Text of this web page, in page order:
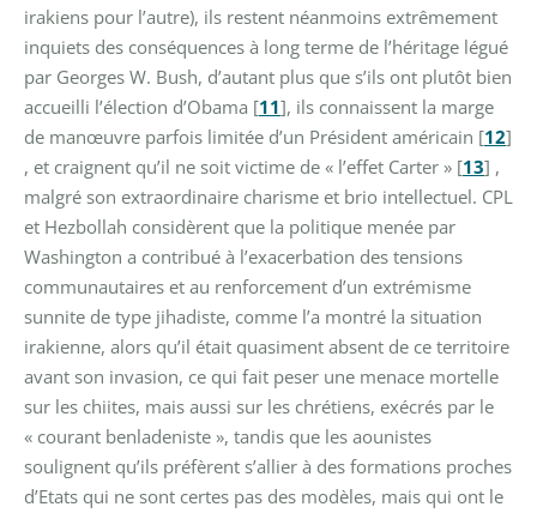
irakiens pour l’autre), ils restent néanmoins extrêmement
inquiets des conséquences à long terme de l’héritage légué
par Georges W. Bush, d’autant plus que s’ils ont plutôt bien
accueilli l’élection d’Obama [11], ils connaissent la marge
de manœuvre parfois limitée d’un Président américain [12]
, et craignent qu’il ne soit victime de « l’effet Carter » [13] ,
malgré son extraordinaire charisme et brio intellectuel. CPL
et Hezbollah considèrent que la politique menée par
Washington a contribué à l’exacerbation des tensions
communautaires et au renforcement d’un extrémisme
sunnite de type jihadiste, comme l’a montré la situation
irakienne, alors qu’il était quasiment absent de ce territoire
avant son invasion, ce qui fait peser une menace mortelle
sur les chiites, mais aussi sur les chrétiens, exécrés par le
« courant benladeniste », tandis que les aounistes
soulignent qu’ils préfèrent s’allier à des formations proches
d’Etats qui ne sont certes pas des modèles, mais qui ont le